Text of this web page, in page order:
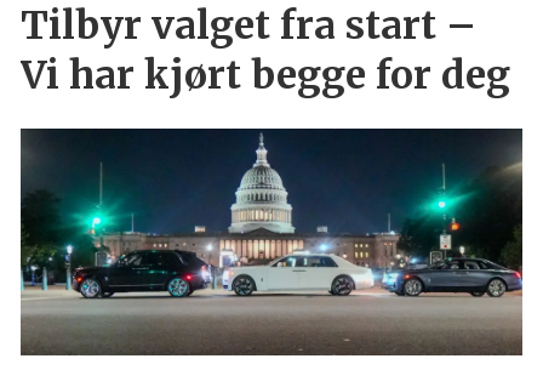
Tilbyr valget fra start –
Vi har kjørt begge for deg